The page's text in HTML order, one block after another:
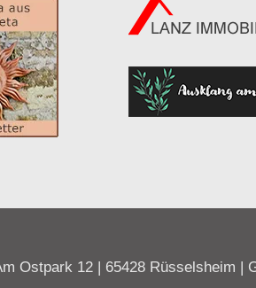
Ostpark 12 | 65428 Rüsselsheim |